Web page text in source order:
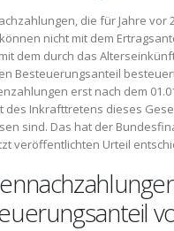
die für Jahre vor
nicht mit dem
dem durch das
Besteuerungsanteil
erst nach dem
des Inkrafttretens dieses
sind. Das hat der
veröffentlichten Urteil